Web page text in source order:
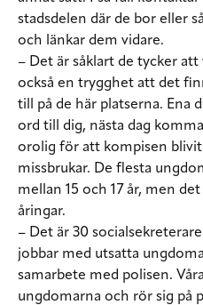
stadsdelen där de bor eller
och länkar dem vidare.
– Det är såklart de tycker
också en trygghet att det
till på de här platserna. Ena
ord till dig, nästa dag
orolig för att kompisen
missbrukar. De flesta
mellan 15 och 17 år, men
åringar.
– Det är 30
jobbar med utsatta
samarbete med polisen.
ungdomarna och rör sig på